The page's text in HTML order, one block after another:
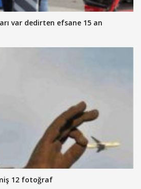
var dedirten efsane 15 an
12 fotoğraf